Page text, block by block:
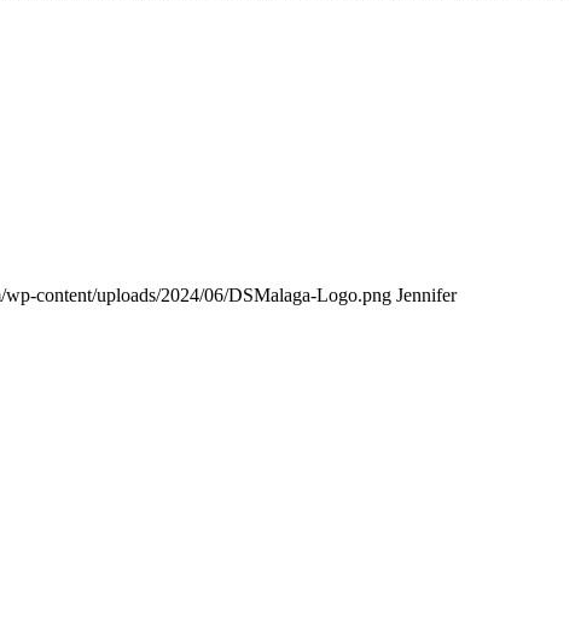
content/uploads/2024/06/DSMalaga-Logo.png Jennifer